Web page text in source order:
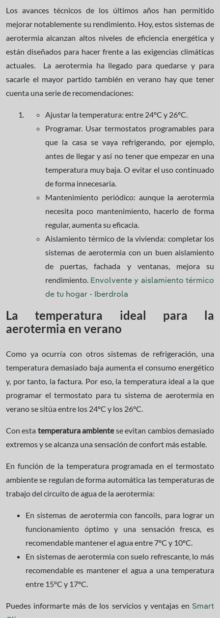
Los avances técnicos de los últimos años han permitido
mejorar notablemente su rendimiento. Hoy, estos sistemas de
aerotermia alcanzan altos niveles de eficiencia energética y
están diseñados para hacer frente a las exigencias climáticas
actuales. La aerotermia ha llegado para quedarse y para
sacarle el mayor partido también en verano hay que tener
cuenta una serie de recomendaciones:
Ajustar la temperatura: entre 24ºC y 26ºC.
Programar. Usar termostatos programables para
que la casa se vaya refrigerando, por ejemplo,
antes de llegar y así no tener que empezar en una
temperatura muy baja. O evitar el uso continuado
de forma innecesaria.
Mantenimiento periódico: aunque la aerotermia
necesita poco mantenimiento, hacerlo de forma
regular, aumenta su eficacia.
Aislamiento térmico de la vivienda: completar los
sistemas de aerotermia con un buen aislamiento
de puertas, fachada y ventanas, mejora su
rendimiento. Envolvente y aislamiento térmico
de tu hogar - Iberdrola
La temperatura ideal para la
aerotermia en verano
Como ya ocurría con otros sistemas de refrigeración, una
temperatura demasiado baja aumenta el consumo energético
y, por tanto, la factura. Por eso, la temperatura ideal a la que
programar el termostato para tu sistema de aerotermia en
verano se sitúa entre los 24ºC y los 26ºC.
Con esta temperatura ambientese evitan cambios demasiado
extremos y se alcanza una sensación de confort más estable.
En función de la temperatura programada en el termostato
ambiente se regulan de forma automática las temperaturas de
trabajo del circuito de agua de la aerotermia:
En sistemas de aerotermia con fancoils, para lograr un
funcionamiento óptimo y una sensación fresca, es
recomendable mantener el agua entre 7ºC y 10ºC.
En sistemas de aerotermia con suelo refrescante, lo más
recomendable es mantener el agua a una temperatura
entre 15ºC y 17ºC.
Puedes informarte más de los servicios y ventajas en Smart